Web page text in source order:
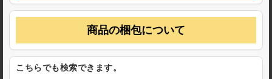
商品の梱包について
こちらでも検索できます。